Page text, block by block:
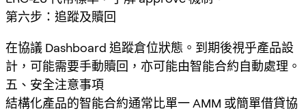
第六步：追蹤及贖回
在協議 Dashboard 追蹤倉位狀態。到期後視乎產品設
計，可能需要手動贖回，亦可能由智能合約自動處理。
五、安全注意事項
結構化產品的智能合約通常比單一 AMM 或簡單借貸協